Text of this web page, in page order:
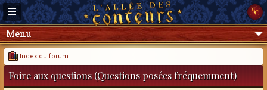
Menu
Index du forum
Foire aux questions (Questions posées fréquemment)